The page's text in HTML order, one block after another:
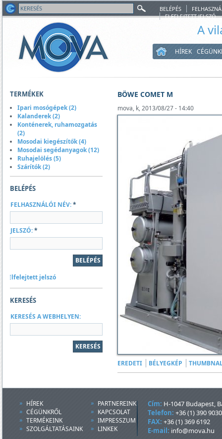
BELÉPÉS
ELFELEJTETT JELSZÓ
A
HÍREK
TERMÉKEK
Ipari mosógépek (2)
Kalanderek (2)
Konténerek, ruhamozgatás
(2)
Mosodai kiegészítők (4)
Mosodai segédanyagok (12)
Ruhajelölés (5)
Szárítók (2)
BELÉPÉS
FELHASZNÁLÓI NÉV:*
JELSZÓ:*
Elfelejtett jelszó
KERESÉS
KERESÉS A WEBHELYEN:
BÖWE COMET M
mova, k, 2013/08/27 - 14:40
EREDETI BÉLYEGKÉP
HÍREK
CÉGÜNKRŐL
TERMÉKEINK
SZOLGÁLTATÁSAINK
PARTNEREINK
KAPCSOLAT
IMPRESSZUM
LINKEK
Cím: H-1047 Budapest,
Telefon: +36 (1) 390 9030
FAX: +36 (1) 369 6192
E-mail: info@mova.hu